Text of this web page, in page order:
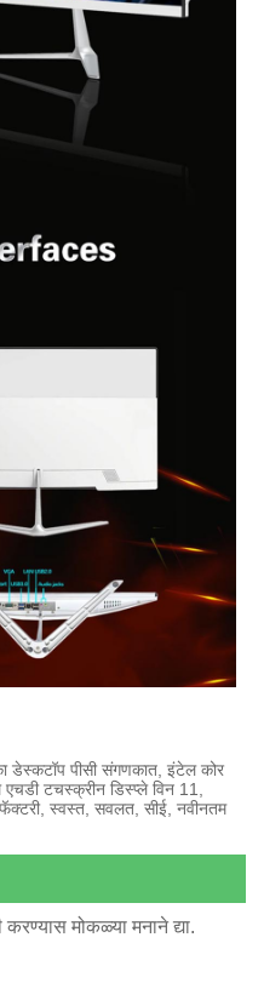
डेस्कटॉप पीसी संगणकात, इंटेल कोर
टचस्क्रीन डिस्प्ले विन 11,
स्वस्त, सवलत, सीई, नवीनतम
मोकळ्या मनाने द्या.